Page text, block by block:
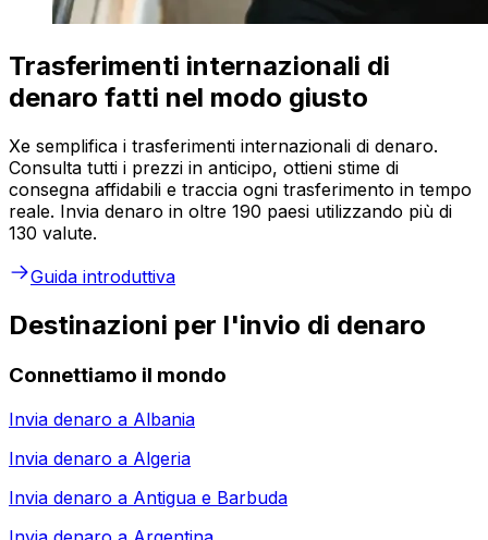
Trasferimenti internazionali di
denaro fatti nel modo giusto
Xe semplifica i trasferimenti internazionali di denaro.
Consulta tutti i prezzi in anticipo, ottieni stime di
consegna affidabili e traccia ogni trasferimento in tempo
reale. Invia denaro in oltre 190 paesi utilizzando più di
130 valute.
Guida introduttiva
Destinazioni per l'invio di denaro
Connettiamo il mondo
Invia denaro a Albania
Invia denaro a Algeria
Invia denaro a Antigua e Barbuda